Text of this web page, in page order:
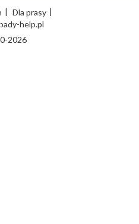
| Dla prasy |
help.pl
2026